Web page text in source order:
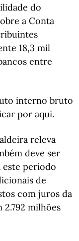
do
a Conta
18,3 mil
entre
interno bruto
por aqui.
releva
deve ser
este período
de
com juros da
2.792 milhões